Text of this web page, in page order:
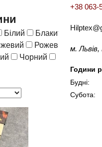
+38 063-
м.
Години
Будні:
Субота:
Білий
Блакитний
Рожевий
Синій
Чорний